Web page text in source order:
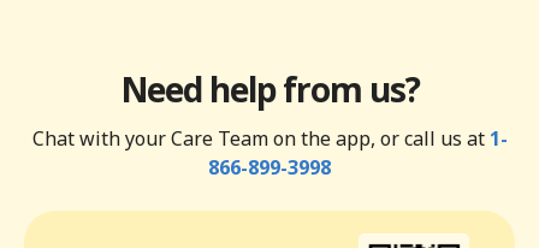
Need help from us?
Chat with your Care Team on the app, or call us at 1-
866-899-3998